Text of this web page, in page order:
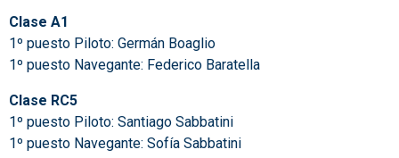
Clase A1
1º puesto Piloto: Germán Boaglio
1º puesto Navegante: Federico Baratella
Clase RC5
1º puesto Piloto: Santiago Sabbatini
1º puesto Navegante: Sofía Sabbatini